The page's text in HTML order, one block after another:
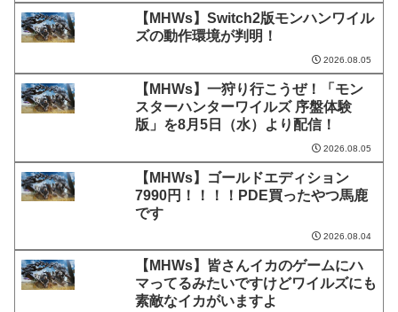
【MHWs】Switch2版モンハンワイル
ズの動作環境が判明！
2026.08.05
【MHWs】一狩り行こうぜ！「モン
スターハンターワイルズ 序盤体験
版」を8月5日（水）より配信！
2026.08.05
【MHWs】ゴールドエディション
7990円！！！！PDE買ったやつ馬鹿
です
2026.08.04
【MHWs】皆さんイカのゲームにハ
マってるみたいですけどワイルズにも
素敵なイカがいますよ